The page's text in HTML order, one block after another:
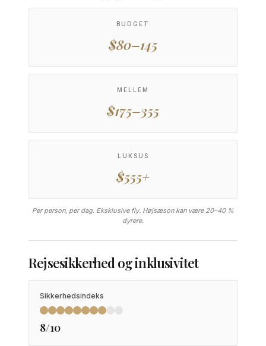
BUDGET
$80–145
MELLEM
$175–355
LUKSUS
$555+
Per person, per dag. Eksklusive fly. Højsæson kan være 20–40 %
dyrere.
Rejsesikkerhed og inklusivitet
Sikkerhedsindeks
8/10